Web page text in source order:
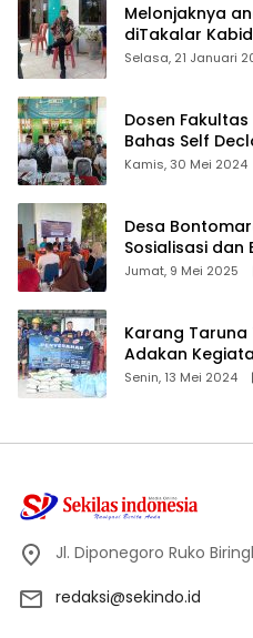
Melonjaknya
diTakalar Kabid
angkat bicara
Selasa, 21 Januari
Dosen
Bahas Self
Ijtima Ulama MUI
Kamis, 30 Mei 2024
Desa
Sosialisasi dan
ID
Jumat, 9 Mei 2025
Karang Taruna
Adakan
Dhuafa dan
Senin, 13 Mei 2024
Jl. Diponegoro Ruko
redaksi@sekindo.id